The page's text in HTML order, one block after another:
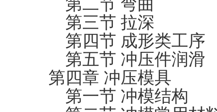
第二节 弯曲
第三节 拉深
第四节 成形类工序
第五节 冲压件润滑
第四章 冲压模具
第一节 冲模结构